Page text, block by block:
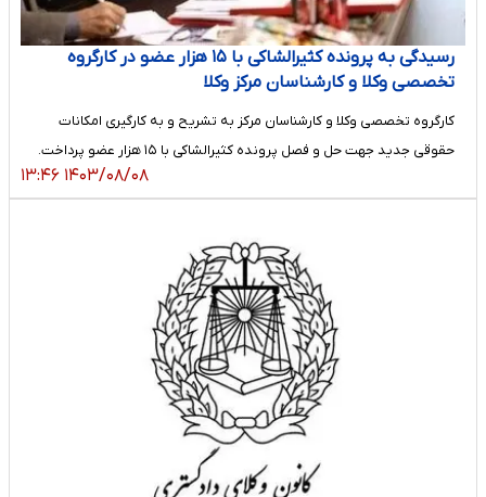
رسیدگی به پرونده کثیرالشاکی با ۱۵ هزار عضو در کارگروه
تخصصی وکلا و کارشناسان مرکز وکلا
کارگروه تخصصی وکلا و کارشناسان مرکز به تشریح و به کارگیری امکانات
حقوقی جدید جهت حل و فصل پرونده کثیرالشاکی با ۱۵ هزار عضو پرداخت.
۱۴۰۳/۰۸/۰۸ ۱۳:۴۶